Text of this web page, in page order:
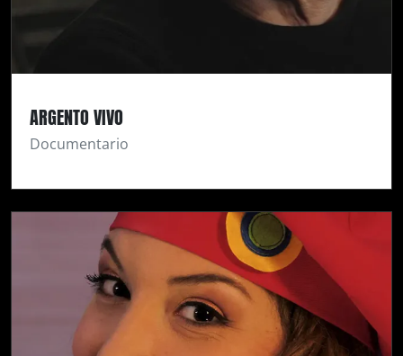
ARGENTO VIVO
Documentario